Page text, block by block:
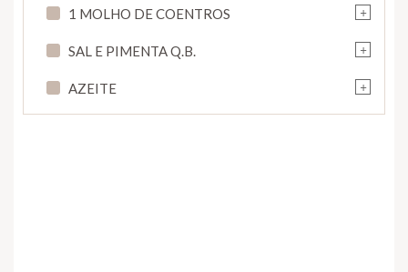
+
1 MOLHO DE COENTROS
+
SAL E PIMENTA Q.B.
+
AZEITE